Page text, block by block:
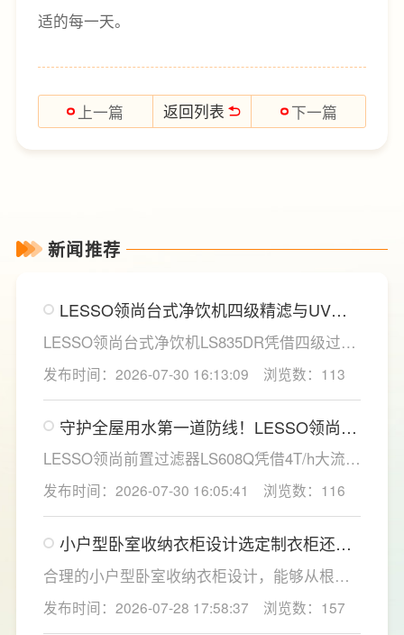
适的每一天。
上一篇 返回列表 下一篇
新闻推荐
LESSO领尚台式净饮机四级精滤与UV杀
菌，构筑双重健康防线
LESSO领尚台式净饮机LS835DR凭借四级过滤
系统与稀土厚膜即热技术，为家庭直饮水场景
提供了一套兼具净化效率与使用灵活性的解决
方案。
发布时间：2026-07-30 16:13:09 浏览数：113
守护全屋用水第一道防线！LESSO领尚前
置过滤器重塑家庭净水新标准
LESSO领尚前置过滤器LS608Q凭借4T/h大流
量、40微米高效精滤、创新虹吸反冲洗技术及
智能水压监控四大核心优势，为家庭用水安全
提供了全方位的解决方案。
发布时间：2026-07-30 16:05:41 浏览数：116
小户型卧室收纳衣柜设计选定制衣柜还是
成品衣柜好？要注意什么？
合理的小户型卧室收纳衣柜设计，能够从根源
解决小户型卧室收纳难题，提升居家舒适感。
LESSO领尚深耕人居空间规划，针对小户型痛
发布时间：2026-07-28 17:58:37 浏览数：157